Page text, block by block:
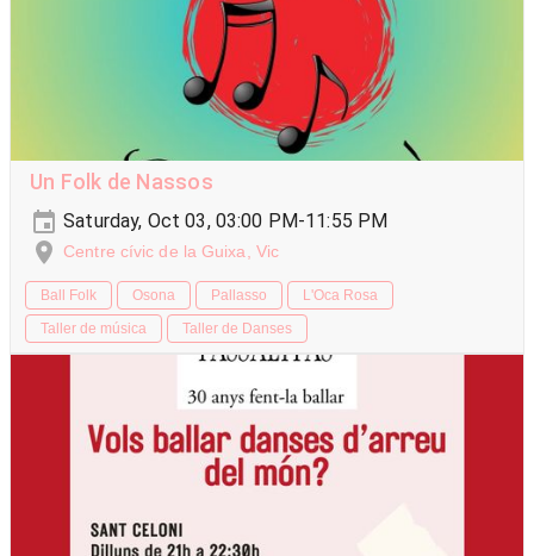
Un Folk de Nassos
Saturday, Oct 03, 03:00 PM-11:55 PM
Centre cívic de la Guixa, Vic
Ball Folk Osona Pallasso
L'Oca Rosa
Taller de música
Taller de Danses